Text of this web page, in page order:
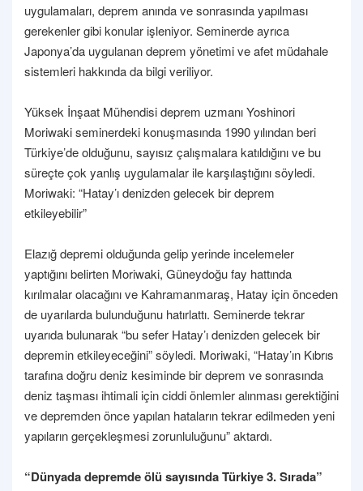
uygulamaları, deprem anında ve sonrasında yapılması
gerekenler gibi konular işleniyor. Seminerde ayrıca
Japonya’da uygulanan deprem yönetimi ve afet müdahale
sistemleri hakkında da bilgi veriliyor.
Yüksek İnşaat Mühendisi deprem uzmanı Yoshinori
Moriwaki seminerdeki konuşmasında 1990 yılından beri
Türkiye’de olduğunu, sayısız çalışmalara katıldığını ve bu
süreçte çok yanlış uygulamalar ile karşılaştığını söyledi.
Moriwaki: “Hatay’ı denizden gelecek bir deprem
etkileyebilir”
Elazığ depremi olduğunda gelip yerinde incelemeler
yaptığını belirten Moriwaki, Güneydoğu fay hattında
kırılmalar olacağını ve Kahramanmaraş, Hatay için önceden
de uyarılarda bulunduğunu hatırlattı. Seminerde tekrar
uyarıda bulunarak “bu sefer Hatay’ı denizden gelecek bir
depremin etkileyeceğini” söyledi. Moriwaki, “Hatay’ın Kıbrıs
tarafına doğru deniz kesiminde bir deprem ve sonrasında
deniz taşması ihtimali için ciddi önlemler alınması gerektiğini
ve depremden önce yapılan hataların tekrar edilmeden yeni
yapıların gerçekleşmesi zorunluluğunu” aktardı.
“Dünyada depremde ölü sayısında Türkiye 3. Sırada”